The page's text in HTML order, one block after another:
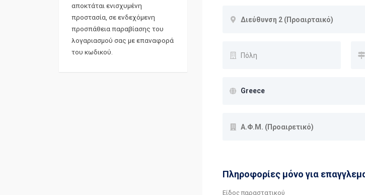
αποκτάται ενισχυμένη
προστασία, σε ενδεχόμενη
προσπάθεια παραβίασης του
λογαριασμού σας με επαναφορά
του κωδικού.
Πληροφορίες μόνο για
Είδος παραστατικού